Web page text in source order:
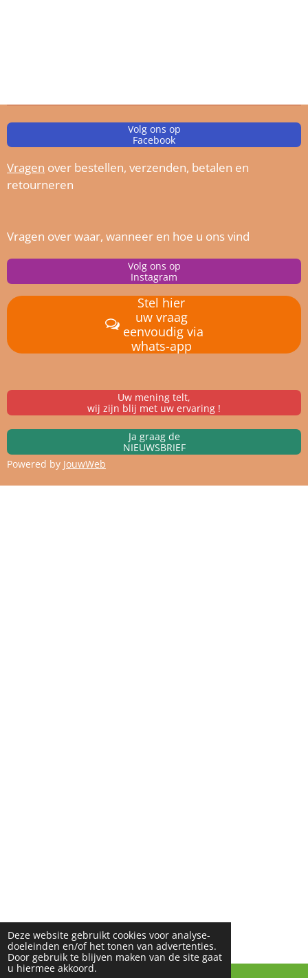
Deze website gebruikt cookies voor analyse-
doeleinden en/of het tonen van advertenties.
Door gebruik te blijven maken van de site gaat
u hiermee akkoord.
Volg ons op
Facebook
Vragen over bestellen, verzenden, betalen en
retourneren
Vragen over waar, wanneer en hoe u ons vind
Volg ons op
Instagram
Stel hier
uw vraag
eenvoudig via
whats-app
Uw mening telt,
wij zijn blij met uw ervaring !
Ja graag de
NIEUWSBRIEF
Powered by JouwWeb